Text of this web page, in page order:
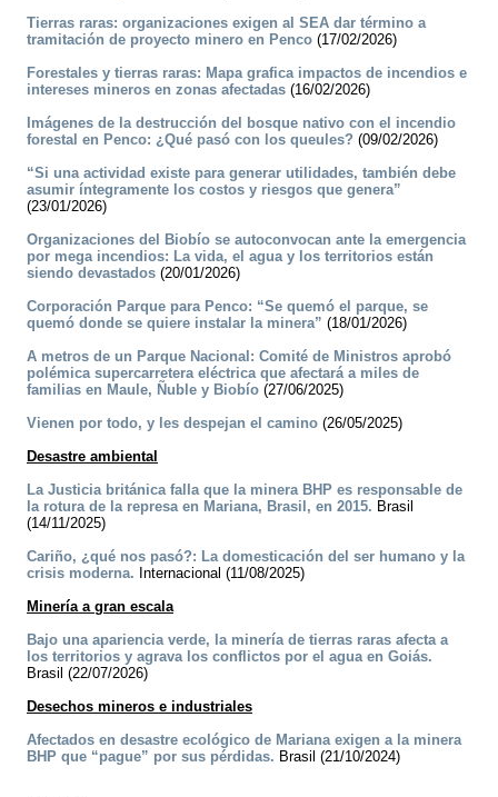
Tierras raras: organizaciones exigen al SEA dar término a
tramitación de proyecto minero en Penco (17/02/2026)
Forestales y tierras raras: Mapa grafica impactos de incendios e
intereses mineros en zonas afectadas (16/02/2026)
Imágenes de la destrucción del bosque nativo con el incendio
forestal en Penco: ¿Qué pasó con los queules? (09/02/2026)
“Si una actividad existe para generar utilidades, también debe
asumir íntegramente los costos y riesgos que genera”
(23/01/2026)
Organizaciones del Biobío se autoconvocan ante la emergencia
por mega incendios: La vida, el agua y los territorios están
siendo devastados (20/01/2026)
Corporación Parque para Penco: “Se quemó el parque, se
quemó donde se quiere instalar la minera” (18/01/2026)
A metros de un Parque Nacional: Comité de Ministros aprobó
polémica supercarretera eléctrica que afectará a miles de
familias en Maule, Ñuble y Biobío (27/06/2025)
Vienen por todo, y les despejan el camino (26/05/2025)
Desastre ambiental
La Justicia británica falla que la minera BHP es responsable de
la rotura de la represa en Mariana, Brasil, en 2015. Brasil
(14/11/2025)
Cariño, ¿qué nos pasó?: La domesticación del ser humano y la
crisis moderna. Internacional (11/08/2025)
Minería a gran escala
Bajo una apariencia verde, la minería de tierras raras afecta a
los territorios y agrava los conflictos por el agua en Goiás.
Brasil (22/07/2026)
Desechos mineros e industriales
Afectados en desastre ecológico de Mariana exigen a la minera
BHP que “pague” por sus pérdidas. Brasil (21/10/2024)